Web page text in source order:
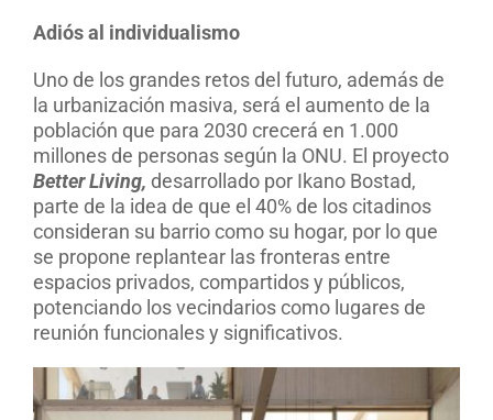
Adiós al individualismo
Uno de los grandes retos del futuro, además de
la urbanización masiva, será el aumento de la
población que para 2030 crecerá en 1.000
millones de personas según la ONU. El proyecto
Better Living, desarrollado por Ikano Bostad,
parte de la idea de que el 40% de los citadinos
consideran su barrio como su hogar, por lo que
se propone replantear las fronteras entre
espacios privados, compartidos y públicos,
potenciando los vecindarios como lugares de
reunión funcionales y significativos.